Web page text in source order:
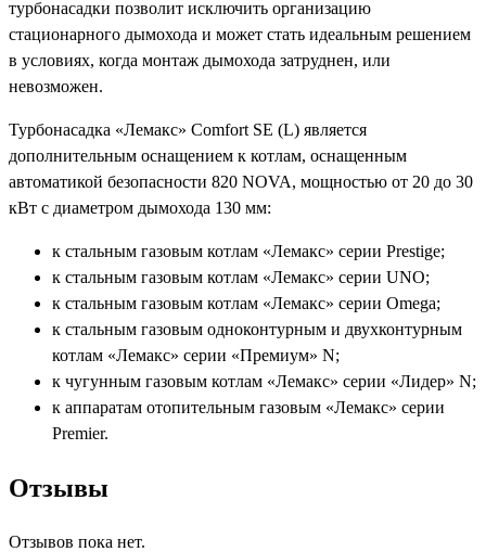
турбонасадки позволит исключить организацию
стационарного дымохода и может стать идеальным решением
в условиях, когда монтаж дымохода затруднен, или
невозможен.
Турбонасадка «Лемакс» Comfort SE (L) является
дополнительным оснащением к котлам, оснащенным
автоматикой безопасности 820 NOVA, мощностью от 20 до 30
кВт с диаметром дымохода 130 мм:
к стальным газовым котлам «Лемакс» серии Prestige;
к стальным газовым котлам «Лемакс» серии UNO;
к стальным газовым котлам «Лемакс» серии Omega;
к стальным газовым одноконтурным и двухконтурным
котлам «Лемакс» серии «Премиум» N;
к чугунным газовым котлам «Лемакс» серии «Лидер» N;
к аппаратам отопительным газовым «Лемакс» серии
Premier.
Отзывы
Отзывов пока нет.